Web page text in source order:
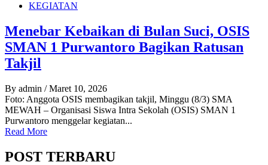
KEGIATAN
Menebar Kebaikan di Bulan Suci, OSIS
SMAN 1 Purwantoro Bagikan Ratusan
Takjil
By admin / Maret 10, 2026
Foto: Anggota OSIS membagikan takjil, Minggu (8/3) SMA
MEWAH – Organisasi Siswa Intra Sekolah (OSIS) SMAN 1
Purwantoro menggelar kegiatan...
Read More
POST TERBARU